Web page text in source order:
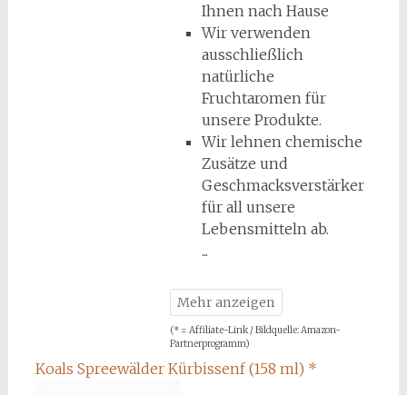
Ihnen nach Hause
Wir verwenden
ausschließlich
natürliche
Fruchtaromen für
unsere Produkte.
Wir lehnen chemische
Zusätze und
Geschmacksverstärker
für all unsere
Lebensmitteln ab.
(* = Affiliate-Link / Bildquelle: Amazon-
Partnerprogramm)
Koals Spreewälder Kürbissenf (158 ml) *